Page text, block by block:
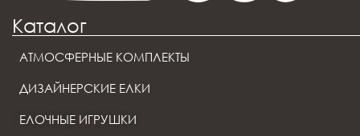
Каталог
АТМОСФЕРНЫЕ КОМПЛЕКТЫ
ДИЗАЙНЕРСКИЕ ЕЛКИ
ЕЛОЧНЫЕ ИГРУШКИ